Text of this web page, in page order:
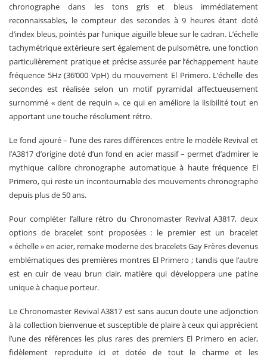
chronographe dans les tons gris et bleus immédiatement
reconnaissables, le compteur des secondes à 9 heures étant doté
d’index bleus, pointés par l’unique aiguille bleue sur le cadran. L’échelle
tachymétrique extérieure sert également de pulsomètre, une fonction
particulièrement pratique et précise assurée par l’échappement haute
fréquence 5Hz (36’000 VpH) du mouvement El Primero. L’échelle des
secondes est réalisée selon un motif pyramidal affectueusement
surnommé « dent de requin », ce qui en améliore la lisibilité tout en
apportant une touche résolument rétro.
Le fond ajouré – l’une des rares différences entre le modèle Revival et
l’A3817 d’origine doté d’un fond en acier massif – permet d’admirer le
mythique calibre chronographe automatique à haute fréquence El
Primero, qui reste un incontournable des mouvements chronographe
depuis plus de 50 ans.
Pour compléter l’allure rétro du Chronomaster Revival A3817, deux
options de bracelet sont proposées : le premier est un bracelet
« échelle » en acier, remake moderne des bracelets Gay Frères devenus
emblématiques des premières montres El Primero ; tandis que l’autre
est en cuir de veau brun clair, matière qui développera une patine
unique à chaque porteur.
Le Chronomaster Revival A3817 est sans aucun doute une adjonction
à la collection bienvenue et susceptible de plaire à ceux qui apprécient
l’une des références les plus rares des premiers El Primero en acier,
fidèlement reproduite ici et dotée de tout le charme et les